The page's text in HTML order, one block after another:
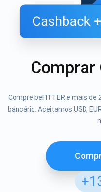
Compre beFITTER e mais
bancário. Aceitamos USD,